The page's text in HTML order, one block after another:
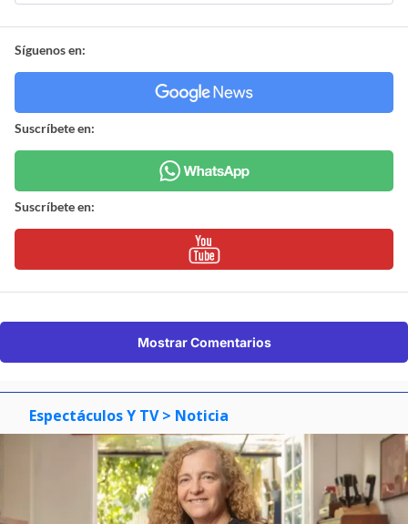
Síguenos en:
Suscríbete en:
Suscríbete en:
Mostrar Comentarios
Espectáculos Y TV > Noticia